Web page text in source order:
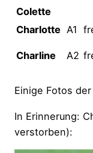
Colette
Charlotte A1
Charline A2
Einige Fotos
In Erinnerung:
verstorben):